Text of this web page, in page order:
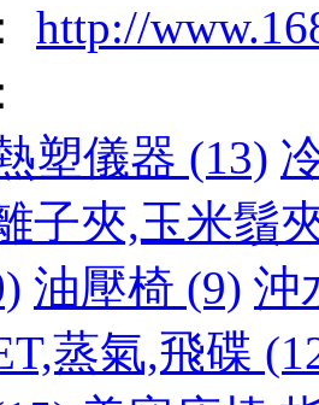
http://
塑儀器 (13)
子夾,玉米鬚
油壓椅 (9) 沖
蒸氣,飛碟